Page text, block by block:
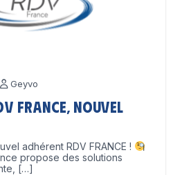
Geyvo
France, nouvel
adhérent RDV FRANCE !
propose des solutions
[…]